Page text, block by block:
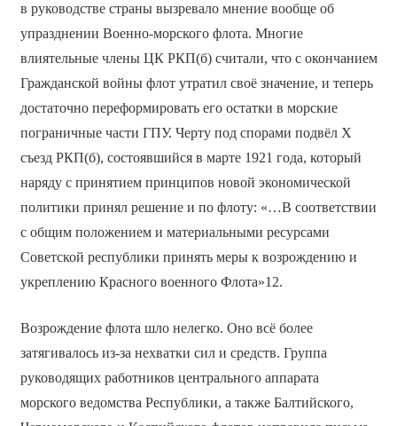
в руководстве страны вызревало мнение вообще об
упразднении Военно-морского флота. Многие
влиятельные члены ЦК РКП(б) считали, что с окончанием
Гражданской войны флот утратил своё значение, и теперь
достаточно переформировать его остатки в морские
пограничные части ГПУ. Черту под спорами подвёл Х
съезд РКП(б), состоявшийся в марте 1921 года, который
наряду с принятием принципов новой экономической
политики принял решение и по флоту: «…В соответствии
с общим положением и материальными ресурсами
Советской республики принять меры к возрождению и
укреплению Красного военного Флота»12.
Возрождение флота шло нелегко. Оно всё более
затягивалось из-за нехватки сил и средств. Группа
руководящих работников центрального аппарата
морского ведомства Республики, а также Балтийского,